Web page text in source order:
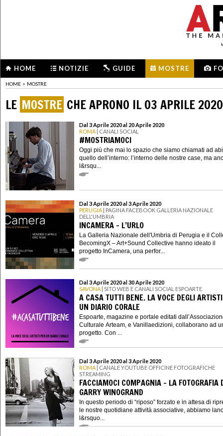
HOME NOTIZIE GUIDE MOSTRE
HOME > MOSTRE
LE MOSTRE CHE APRONO IL 03 APRILE 2020
Dal 3 Aprile 2020 al 20 Aprile 2020
ROMA | CANALI SOCIAL
#MOSTRIAMOCI
Oggi più che mai lo spazio che siamo chiamati ad
quello dell’interno: l’interno delle nostre case, ma
l&rsqu...
Dal 3 Aprile 2020 al 3 Aprile 2020
PERUGIA | PAGINA FACEBOOK GALLERIA NAZIONALE
DELL'UMBRIA
INCAMERA - L’URLO
La Galleria Nazionale dell'Umbria di Perugia e il
BecomingX – Art+Sound Collective hanno ideato il
progetto InCamera, una perfor...
Dal 3 Aprile 2020 al 30 Aprile 2020
SAVONA | SITO WEB E CANALI SOCIAL ESPOARTE
A CASA TUTTI BENE. LA VOCE DEGLI
UN DIARIO CORALE
Espoarte, magazine e portale editati
Culturale Arteam, e Vanillaedizioni, collaborano ad
progetto. Con ...
Dal 3 Aprile 2020 al 3 Aprile 2020
ROMA | CANALE YOUTUBE OFFICINE FOTOGRAFICHE
STREAMING
FACCIAMOCI COMPAGNIA - LA FOTOGRAFIA
GARRY WINOGRAND
In questo periodo di “riposo” forzato e in attesa di
le nostre quotidiane attività associative, abbiamo
l&rsquo...